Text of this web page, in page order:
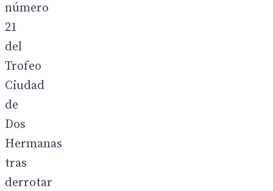
número
21
del
Trofeo
Ciudad
de
Dos
Hermanas
tras
derrotar